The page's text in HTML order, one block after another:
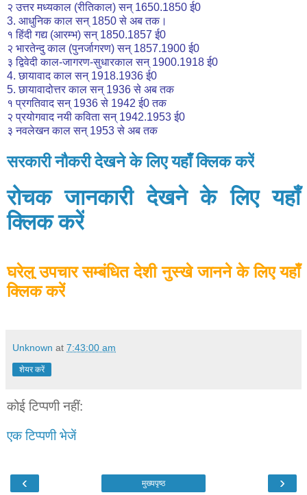
२ उत्तर मध्यकाल (रीतिकाल) सन् 1650.1850 ई0
3. आधुनिक काल सन् 1850 से अब तक।
१ हिंदी गद्य (आरम्भ) सन् 1850.1857 ई0
२ भारतेन्दु काल (पुनर्जागरण) सन् 1857.1900 ई0
३ द्विवेदी काल-जागरण-सुधारकाल सन् 1900.1918 ई0
4. छायावाद काल सन् 1918.1936 ई0
5. छायावादोत्तर काल सन् 1936 से अब तक
१ प्रगतिवाद सन् 1936 से 1942 ई0 तक
२ प्रयोगवाद नयी कविता सन् 1942.1953 ई0
३ नवलेखन काल सन् 1953 से अब तक
सरकारी नौकरी देखने के लिए यहाँ क्लिक करें
रोचक जानकारी देखने के लिए यहाँ
क्लिक करें
घरेलु उपचार सम्बंधित देशी नुस्खे जानने के लिए यहाँ
क्लिक करें
Unknown at 7:43:00 am
शेयर करें
कोई टिप्पणी नहीं:
एक टिप्पणी भेजें
‹ ›
मुख्यपृष्ठ